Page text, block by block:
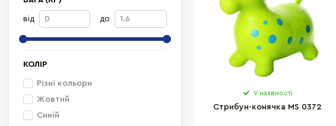
від до
КОЛІР
Різні кольори
Жовтий
Синій
У наявності
Стрибун-конячка MS 0372